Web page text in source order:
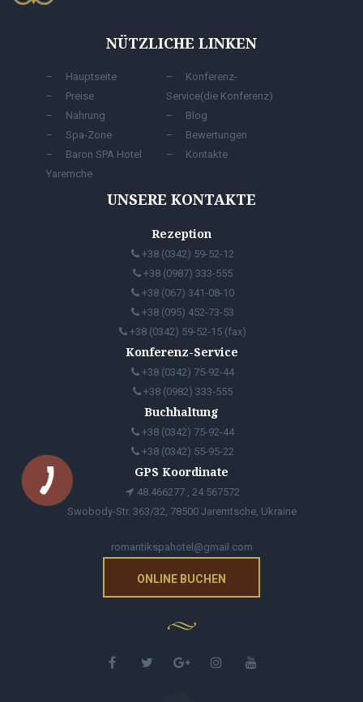
NÜTZLICHE LINKEN
Hauptseite
Preise
Nahrung
Spa-Zone
Baron SPA Hotel
Yaremche
Konferenz-
Service(die Konferenz)
Blog
Bewertungen
Kontakte
UNSERE KONTAKTE
Rezeption
+38 (0342) 59-52-12
+38 (0987) 333-555
+38 (067) 341-08-10
+38 (095) 452-73-53
+38 (0342) 59-52-15 (fax)
Konferenz-Service
+38 (0342) 75-92-44
+38 (0982) 333-555
Buchhaltung
+38 (0342) 75-92-44
+38 (0342) 55-95-22
GPS Koordinate
48.466277 , 24.567572
Swobody-Str. 363/32, 78500 Jaremtsche, Ukraine
romantikspahotel@gmail.com
ONLINE BUCHEN